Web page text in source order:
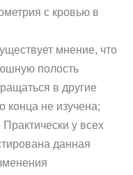
с кровью в
мнение, что
полость
в другие
конца не изучена;
у всех
данная